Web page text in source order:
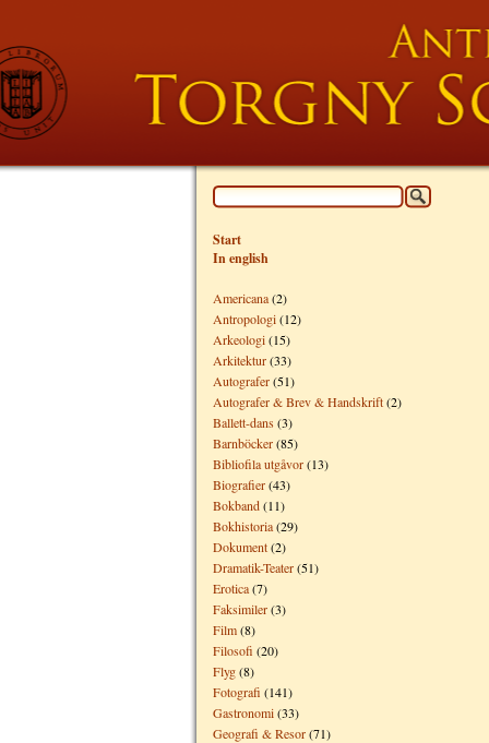
Start
In english
Americana(2)
Antropologi(12)
Arkeologi(15)
Arkitektur(33)
Autografer(51)
Autografer & Brev & Handskrift(2)
Ballett-dans (3)
Barnböcker(85)
Bibliofila utgåvor(13)
Biografier(43)
Bokband(11)
Bokhistoria(29)
Dokument(2)
Dramatik-Teater(51)
Erotica(7)
Faksimiler(3)
Film(8)
Filosofi (20)
Flyg(8)
Fotografi (141)
Gastronomi(33)
Geografi & Resor(71)